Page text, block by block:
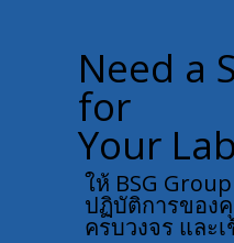
Need a
for
Your
ให้ BSG
ปฏิบัติการของ
ครบวงจร และ